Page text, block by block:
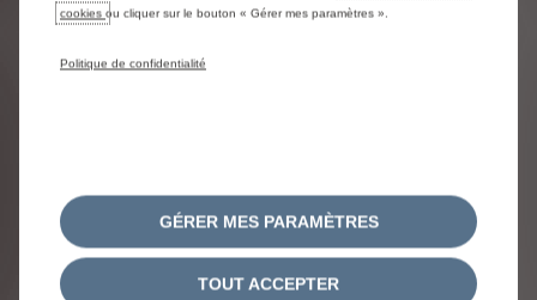
tactile 5 pouces monochrome et 1 prise USB-A
Ouvrants et vitrages
Projecteurs halogène avec feux diurnes intégrés
Kit de dépannage provisoire de pneumatiques
(Compresseur 12 V + Cartouche de produit de
cookies ou cliquer sur le bouton « Gérer mes paramètres ».
Politique de confidentialité
GÉRER MES PARAMÈTRES
TOUT ACCEPTER